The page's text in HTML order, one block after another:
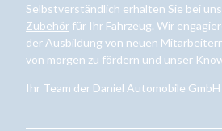
Selbstverständlich erhalten Sie bei
Zubehör für Ihr Fahrzeug. Wir
der Ausbildung von neuen
von morgen zu fördern und unser
Ihr Team der Daniel Automobile GmbH